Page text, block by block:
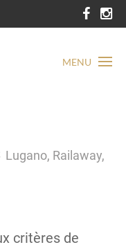
MENU
Lugano, Railaway,
critères de